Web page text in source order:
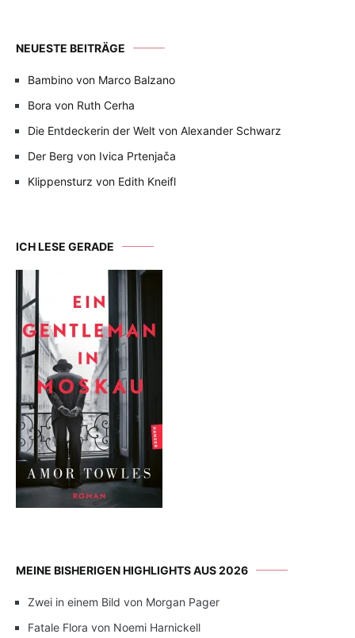
NEUESTE BEITRÄGE
Bambino von Marco Balzano
Bora von Ruth Cerha
Die Entdeckerin der Welt von Alexander Schwarz
Der Berg von Ivica Prtenjača
Klippensturz von Edith Kneifl
ICH LESE GERADE
MEINE BISHERIGEN HIGHLIGHTS AUS 2026
Zwei in einem Bild von Morgan Pager
Fatale Flora von Noemi Harnickell